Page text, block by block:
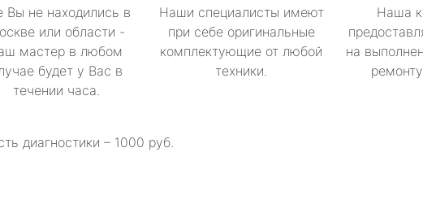
Вы не находились в
или области -
мастер в любом
будет у Вас в
течении часа.
Наши специалисты имеют
при себе оригинальные
комплектующие от любой
техники.
Наша
на
диагностики – 1000 руб.